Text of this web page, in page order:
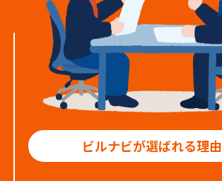
ビルナビが選ばれる理由